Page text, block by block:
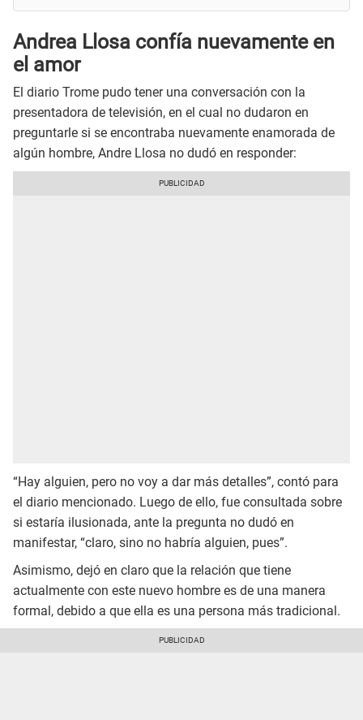
Andrea Llosa confía nuevamente en
el amor
El diario Trome pudo tener una conversación con la
presentadora de televisión, en el cual no dudaron en
preguntarle si se encontraba nuevamente enamorada de
algún hombre, Andre Llosa no dudó en responder:
“Hay alguien, pero no voy a dar más detalles”, contó para
el diario mencionado. Luego de ello, fue consultada sobre
si estaría ilusionada, ante la pregunta no dudó en
manifestar, “claro, sino no habría alguien, pues”.
Asimismo, dejó en claro que la relación que tiene
actualmente con este nuevo hombre es de una manera
formal, debido a que ella es una persona más tradicional.